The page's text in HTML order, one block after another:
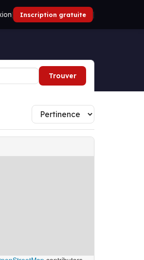
| Inscription gratuite |
Trouver